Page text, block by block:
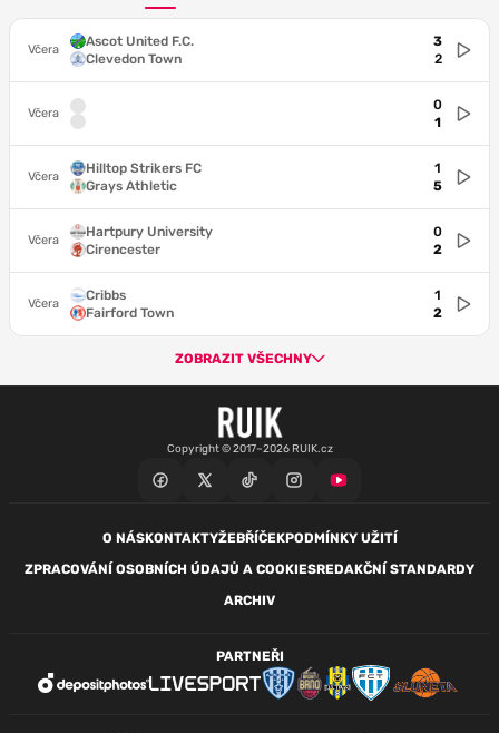
Včera
Ascot United F.C.
Clevedon Town
3
2
Včera
0
1
Včera
Hilltop Strikers FC
Grays Athletic
1
5
Včera
Hartpury University
Cirencester
0
2
Včera
Cribbs
Fairford Town
1
2
ZOBRAZIT VŠECHNY
Copyright © 2017–2026 RUIK.cz
O NÁSKONTAKTYŽEBŘÍČEKPODMÍNKY UŽITÍ
ZPRACOVÁNÍ OSOBNÍCH ÚDAJŮ A COOKIESREDAKČNÍ STANDARDY
ARCHIV
PARTNEŘI